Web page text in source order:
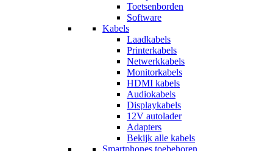
Toetsenborden
Software
Kabels
Laadkabels
Printerkabels
Netwerkkabels
Monitorkabels
HDMI kabels
Audiokabels
Displaykabels
12V autolader
Adapters
Bekijk alle kabels
Smartphones toebehoren